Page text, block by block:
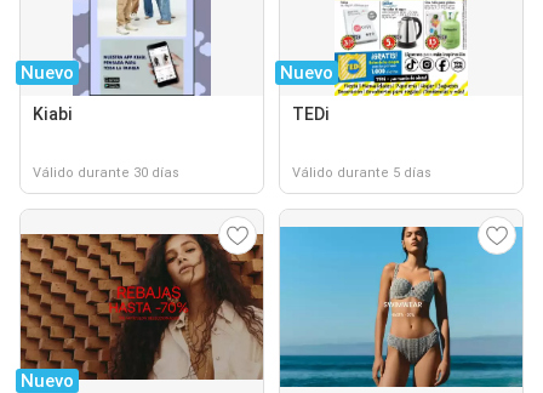
Nuevo
Kiabi
Válido durante 30 días
Nuevo
TEDi
Válido durante 5 días
Nuevo